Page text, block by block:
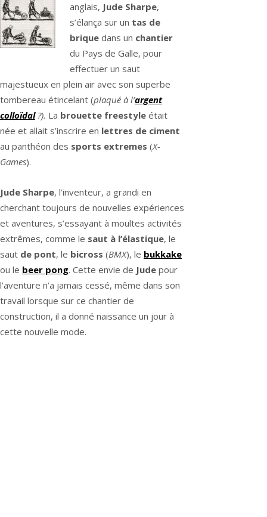
anglais, Jude Sharpe,
s’élança sur un tas de
brique dans un chantier
du Pays de Galle, pour
effectuer un saut
majestueux en plein air avec son superbe
tombereau étincelant (plaqué à l’argent
colloïdal?). La brouette freestyle était
née et allait s’inscrire en lettres de ciment
au panthéon des sports extremes (X-
Games).
Jude Sharpe, l’inventeur, a grandi en
cherchant toujours de nouvelles expériences
et aventures, s’essayant à moultes activités
extrêmes, comme le saut à l’élastique, le
saut de pont, le bicross (BMX), le bukkake
ou le beer pong. Cette envie de Jude pour
l’aventure n’a jamais cessé, même dans son
travail lorsque sur ce chantier de
construction, il a donné naissance un jour à
cette nouvelle mode.